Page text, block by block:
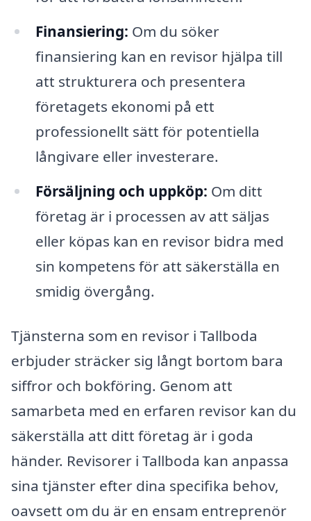
Finansiering: Om du söker
finansiering kan en revisor hjälpa till
att strukturera och presentera
företagets ekonomi på ett
professionellt sätt för potentiella
långivare eller investerare.
Försäljning och uppköp: Om ditt
företag är i processen av att säljas
eller köpas kan en revisor bidra med
sin kompetens för att säkerställa en
smidig övergång.
Tjänsterna som en revisor i Tallboda
erbjuder sträcker sig långt bortom bara
siffror och bokföring. Genom att
samarbeta med en erfaren revisor kan du
säkerställa att ditt företag är i goda
händer. Revisorer i Tallboda kan anpassa
sina tjänster efter dina specifika behov,
oavsett om du är en ensam entreprenör